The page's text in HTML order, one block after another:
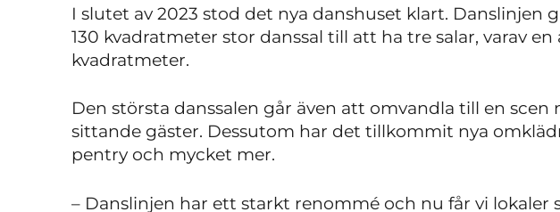
I slutet av 2023 stod det nya danshuset klart. Danslinjen
130 kvadratmeter stor danssal till att ha tre salar, varav en
kvadratmeter.
Den största danssalen går även att omvandla till en scen
sittande gäster. Dessutom har det tillkommit nya
pentry och mycket mer.
– Danslinjen har ett starkt renommé och nu får vi lokaler